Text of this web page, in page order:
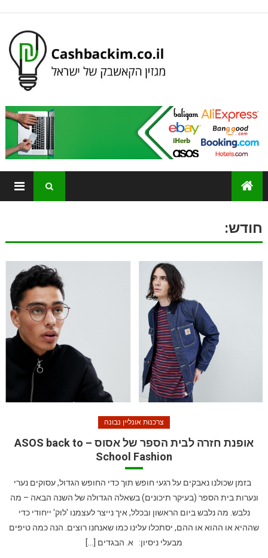
חודש:
צרכנות אונליין נבונה
אופנת חזרה לבית הספר של אסוס – ASOS back to
School Fashion
בזמן שכולנו נאבקים על רגעי חופש תוך כדי החופש הגדול, עסוקים נערי
ונערות בית הספר (בעיקר תיכונים) בשאלה הגדולה של השנה הבאה – מה
נלבש. מה נלבש ביום הראשון ובכלל, איך נייצר לעצמנו 'לוק' ייחודי כדי
שההיא או ההוא או ההם, יסתכלו עלינו כמו שאנחנו רוצים. הנה כמה טיפים
מבעלי ניסיון: א. הבגדים […]